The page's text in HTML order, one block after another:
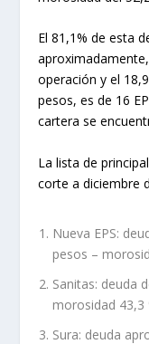
El 81,1% de esta
operación y el
pesos, es de 16
cartera se
La lista de
corte a diciembre
Nueva EPS:
pesos –
Sanitas: deuda
morosidad 43,3
Sura: deuda